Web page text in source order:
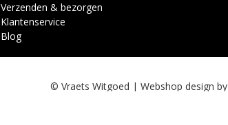
Verzenden & bezorgen
Klantenservice
Blog
© Vraets Witgoed | Webshop design by